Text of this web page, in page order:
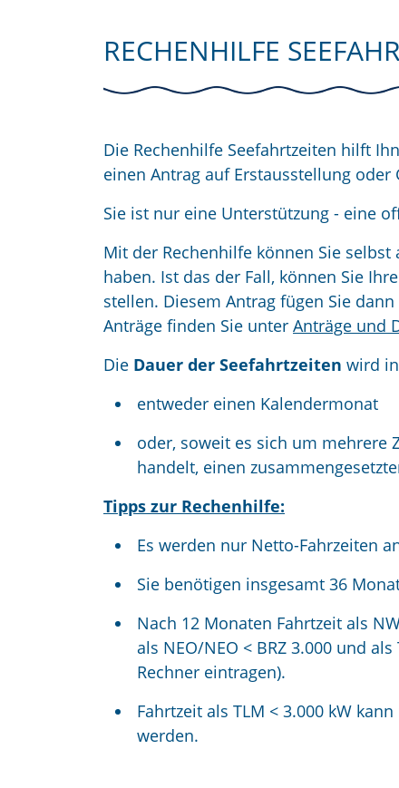
RECHENHILFE
Die Rechenhilfe Seefahrtzeiten hilft
einen Antrag auf Erstausstellung
Sie ist nur eine Unterstützung - eine
Mit der Rechenhilfe können Sie
haben. Ist das der Fall, können Sie
stellen. Diesem Antrag fügen Sie
Anträge finden Sie unter Anträge und
Die Dauer der Seefahrtzeiten wird
entweder einen Kalendermonat
oder, soweit es sich um mehrere
handelt, einen
Tipps zur Rechenhilfe:
Es werden nur Netto-Fahrzeiten
Sie benötigen insgesamt 36
Nach 12 Monaten Fahrtzeit als
als NEO/NEO < BRZ 3.000 und
Rechner eintragen).
Fahrtzeit als TLM < 3.000 kW
werden.